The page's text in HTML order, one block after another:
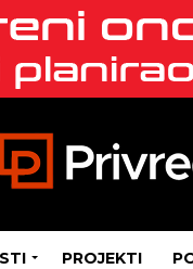
PROJEKTI